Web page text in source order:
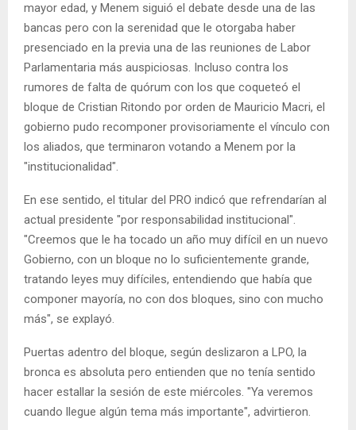
mayor edad, y Menem siguió el debate desde una de las
bancas pero con la serenidad que le otorgaba haber
presenciado en la previa una de las reuniones de Labor
Parlamentaria más auspiciosas. Incluso contra los
rumores de falta de quórum con los que coqueteó el
bloque de Cristian Ritondo por orden de Mauricio Macri, el
gobierno pudo recomponer provisoriamente el vínculo con
los aliados, que terminaron votando a Menem por la
"institucionalidad".
En ese sentido, el titular del PRO indicó que refrendarían al
actual presidente "por responsabilidad institucional".
"Creemos que le ha tocado un año muy difícil en un nuevo
Gobierno, con un bloque no lo suficientemente grande,
tratando leyes muy difíciles, entendiendo que había que
componer mayoría, no con dos bloques, sino con mucho
más", se explayó.
Puertas adentro del bloque, según deslizaron a LPO, la
bronca es absoluta pero entienden que no tenía sentido
hacer estallar la sesión de este miércoles. "Ya veremos
cuando llegue algún tema más importante", advirtieron.